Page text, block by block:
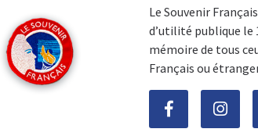
Le Souvenir
d’utilité publique le
mémoire de tous
Français ou